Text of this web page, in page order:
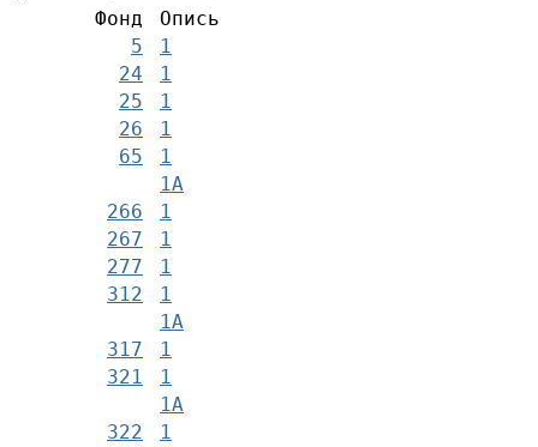
Фонд
Опись
5
1
24
1
25
1
26
1
65
1
1А
266
1
267
1
277
1
312
1
1А
317
1
321
1
1А
322
1